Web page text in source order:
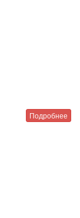
Подробнее